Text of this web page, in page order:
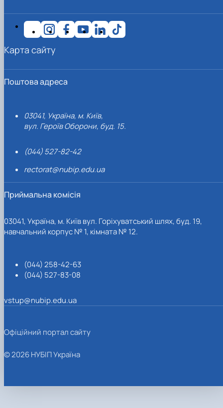
Поштова адреса
03041, Україна, м. Київ,
вул. Героїв Оборони, буд. 15.
(044) 527-82-42
rectorat@nubip.edu.ua
Приймальна комісія
03041, Україна, м. Київ вул. Горіхуватський шлях, буд. 19,
навчальний корпус № 1, кімната № 12.
(044) 258-42-63
(044) 527-83-08
vstup@nubip.edu.ua
Карта сайту
Офіційний портал сайту
© 2026 НУБІП Україна